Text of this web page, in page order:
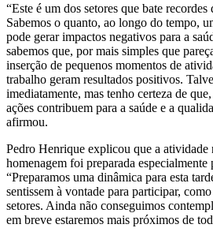
“Este é um dos setores que bate
Sabemos o quanto, ao longo do tempo,
pode gerar impactos negativos para a
sabemos que, por mais simples que
inserção de pequenos momentos de
trabalho geram resultados positivos.
imediatamente, mas tenho certeza de
ações contribuem para a saúde e a
afirmou.
Pedro Henrique explicou que a atividade
homenagem foi preparada especialmente
“Preparamos uma dinâmica para esta
sentissem à vontade para participar,
setores. Ainda não conseguimos
em breve estaremos mais próximos de